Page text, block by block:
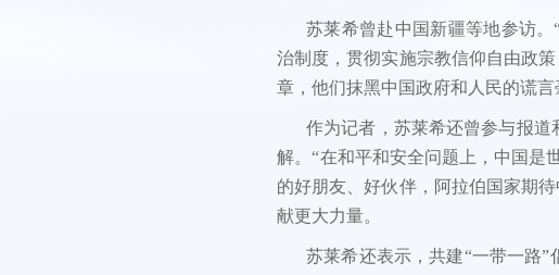
苏莱希曾赴中国新疆等地参访
治制度，贯彻实施宗教信仰自由政
章，他们抹黑中国政府和人民的谎
作为记者，苏莱希还曾参与报
解。“在和平和安全问题上，中国是
的好朋友、好伙伴，阿拉伯国家期
献更大力量。
苏莱希还表示，共建“一带一路